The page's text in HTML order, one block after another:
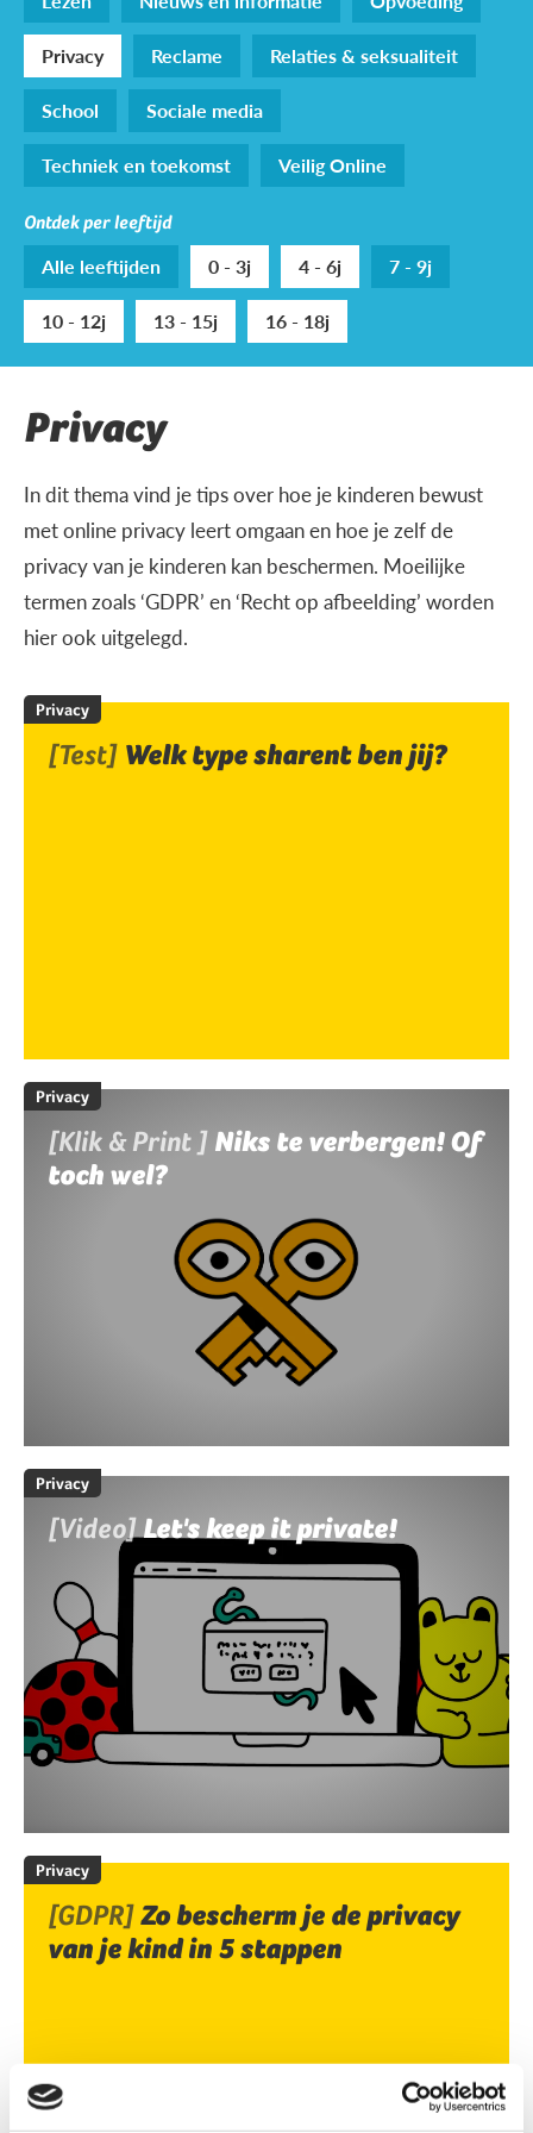
Privacy
Reclame
Relaties & seksualiteit
School
Sociale media
Techniek en toekomst
Veilig Online
Ontdek per leeftijd
Alle leeftijden 0 - 3j 4 - 6j
7 - 9j
10 - 12j
13 - 15j 16 - 18j
Privacy
In dit thema vind je tips over hoe je kinderen bewust
met online privacy leert omgaan en hoe je zelf de
privacy van je kinderen kan beschermen. Moeilijke
termen zoals ‘GDPR’ en ‘Recht op afbeelding’ worden
hier ook uitgelegd.
Privacy
[Test] Welk type sharent ben jij?
Privacy
[Klik & Print ] Niks te verbergen! Of
toch wel?
Privacy
[Video]Let's keep it private!
Privacy
[GDPR]Zo bescherm je de privacy
van je kind in 5 stappen